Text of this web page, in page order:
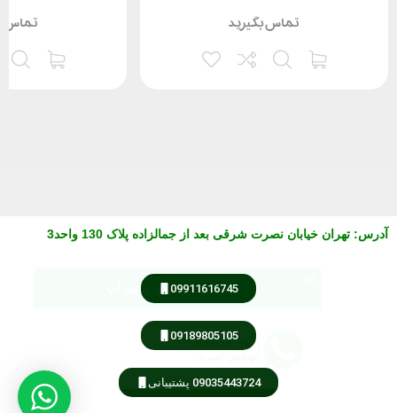
تماس بگیرید
تماس
آدرس: تهران خیابان نصرت شرقی بعد از جمالزاده پلاک 130 واحد3
09911616745
09189805105
09035443724 پشتیبانی
مشاوره از طریق واتس آپ
کارشناس فروش